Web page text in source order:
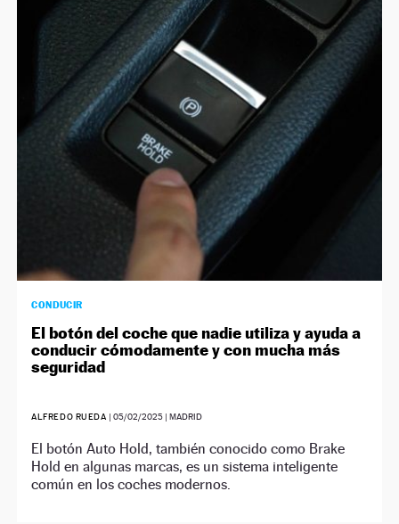
CONDUCIR
El botón del coche que nadie utiliza y ayuda a
conducir cómodamente y con mucha más
seguridad
ALFREDO RUEDA | 05/02/2025| MADRID
El botón Auto Hold, también conocido como Brake
Hold en algunas marcas, es un sistema inteligente
común en los coches modernos.